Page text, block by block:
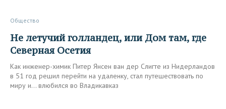
Общество
Не летучий голландец, или Дом там, где
Северная Осетия
Как инженер-химик Питер Янсен ван дер Слигте из Нидерландов
в 51 год решил перейти на удаленку, стал путешествовать по
миру и… влюбился во Владикавказ